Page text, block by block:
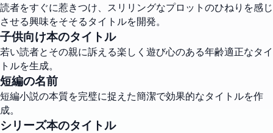
読者をすぐに惹きつけ、スリリングなプロットのひねりを感じ
させる興味をそそるタイトルを開発。
子供向け本のタイトル
若い読者とその親に訴える楽しく遊び心のある年齢適正なタイ
トルを生成。
短編の名前
短編小説の本質を完璧に捉えた簡潔で効果的なタイトルを作
成。
シリーズ本のタイトル